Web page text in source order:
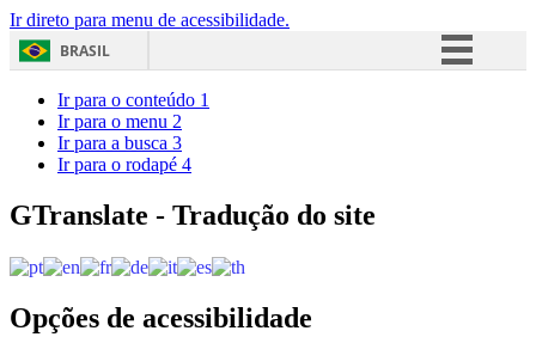
Ir direto para menu de acessibilidade.
BRASIL
Acesso à informação
Ir para o conteúdo 1
Ir para o menu 2
Ir para a busca 3
Ir para o rodapé 4
GTranslate - Tradução do site
Opções de acessibilidade